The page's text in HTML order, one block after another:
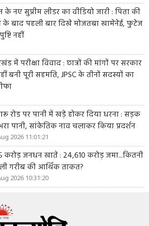
के नए सुप्रीम लीडर का वीडियो जारी : पिता की
के बाद पहली बार दिखे मोजतबा खामेनेई, फुटेज
नहीं
में परीक्षा विवाद : छात्रों की मांगों पर सरकार
बनी पूरी सहमति, JPSC के तीनों सदस्यों का
रोड पर पानी में खड़े होकर दिया धरना : सड़क
पानी, सांकेतिक नाव चलाकर किया प्रदर्शन
2026 11:01:21
करोड़ जनधन खाते : 24,610 करोड़ जमा...कितनी
गरीब की आर्थिक ताकत?
2026 10:31:20